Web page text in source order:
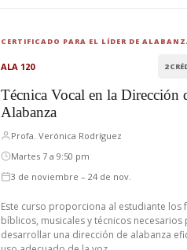
CERTIFICADO PARA EL LÍDER DE
ALA 120 2
Técnica Vocal en la Dirección
Alabanza
Profa. Verónica Rodríguez
Martes 7 a 9:50 pm
3 de noviembre – 24 de nov.
Este curso proporciona al estudiante los
bíblicos, musicales y técnicos necesarios
desarrollar una dirección de alabanza